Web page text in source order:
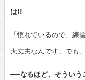
は!!
「慣れているので、練
大丈夫なんです。でも
──なるほど、そういう